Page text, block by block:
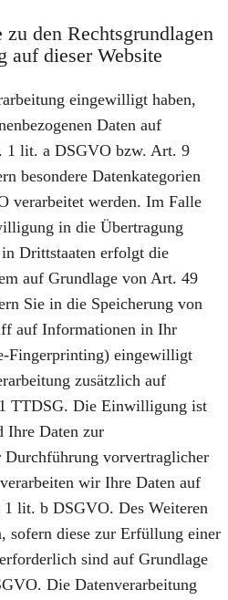
den Rechtsgrundlagen
auf dieser Website
eingewilligt haben,
Daten auf
1 lit. a DSGVO bzw. Art. 9
besondere Datenkategorien
verarbeitet werden. Im Falle
in die Übertragung
in Drittstaaten erfolgt die
auf Grundlage von Art. 49
Sie in die Speicherung von
auf Informationen in Ihr
Fingerprinting) eingewilligt
zusätzlich auf
TTDSG. Die Einwilligung ist
Ihre Daten zur
vorvertraglicher
wir Ihre Daten auf
lit. b DSGVO. Des Weiteren
sofern diese zur Erfüllung einer
sind auf Grundlage
Die Datenverarbeitung